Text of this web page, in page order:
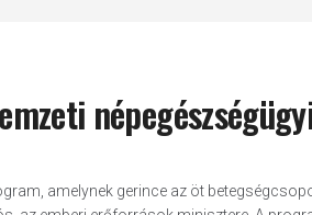
amelynek gerince az öt